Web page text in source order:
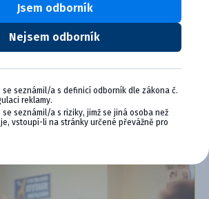
produkty a služby
bonusy
workshopy, konference,
další
více o programu PLUS
Nejsem odborník
Jsem odborník
se seznámil/a s definicí odborník dle zákona č.
reklamy.
se seznámil/a s riziky, jimž se jiná osoba než
vstoupí-li na stránky určené převážně pro